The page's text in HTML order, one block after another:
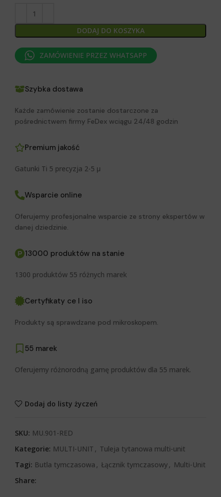
DODAJ DO KOSZYKA
ZAMÓWIENIE PRZEZ WHATSAPP
Szybka dostawa
Każde zamówienie zostanie dostarczone za
pośrednictwem firmy FeDex wciągu 24/48 godzin
Premium jakość
Gatunki Ti 5 precyzja 2-5 μ
Wsparcie online
Oferujemy profesjonalne wsparcie ze strony ekspertów w
danej dziedzinie.
13000 produktów na stanie
1300 produktów 55 różnych marek
Certyfikaty ce I iso
Produkty są sprawdzane pod mikroskopem.
55 marek
Oferujemy różnorodną gamę produktów dla 55 marek.
Dodaj do listy życzeń
SKU: MU.901-RED
Kategorie: MULTI-UNIT , Tuleja tytanowa multi-unit
Tagi: Butla tymczasowa , Łącznik tymczasowy, Multi-Unit
Share: